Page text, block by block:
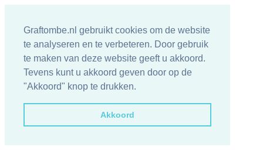
Graftombe.nl gebruikt cookies om de website
te analyseren en te verbeteren. Door gebruik
te maken van deze website geeft u akkoord.
Tevens kunt u akkoord geven door op de
"Akkoord" knop te drukken.
Akkoord